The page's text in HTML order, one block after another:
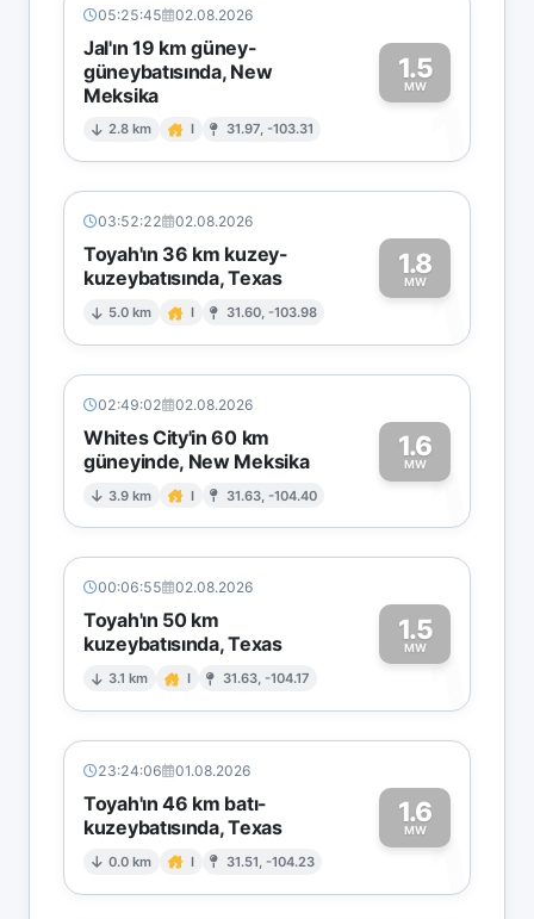
05:25:45 02.08.2026
Jal'ın 19 km güney-
güneybatısında, New
Meksika
2.8 km I 31.97, -103.31
1.5
MW
1
03:52:22 02.08.2026
Toyah'ın 36 km kuzey-
kuzeybatısında, Texas
5.0 km I 31.60, -103.98
1.8
MW1
02:49:02 02.08.2026
Whites City'in 60 km
güneyinde, New Meksika
3.9 km I 31.63, -104.40
1.6
MW1
00:06:55 02.08.2026
Toyah'ın 50 km
kuzeybatısında, Texas
3.1 km I 31.63, -104.17
1.5
MW1
23:24:06 01.08.2026
Toyah'ın 46 km batı-
kuzeybatısında, Texas
0.0 km I 31.51, -104.23
1.6
MW1